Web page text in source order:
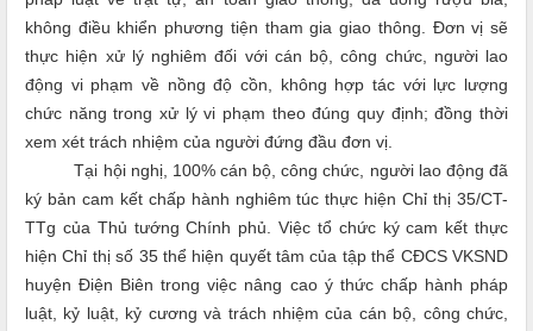
không điều khiển phương tiện tham gia giao thông. Đơn vị sẽ
thực hiện xử lý nghiêm đối với cán bộ, công chức, người lao
động vi phạm về nồng độ cồn, không hợp tác với lực lượng
chức năng trong xử lý vi phạm theo đúng quy định; đồng thời
xem xét trách nhiệm của người đứng đầu đơn vị.
Tại hội nghị, 100% cán bộ, công chức, người lao động đã
ký bản cam kết chấp hành nghiêm túc thực hiện Chỉ thị 35/CT-
TTg của Thủ tướng Chính phủ. Việc tổ chức ký cam kết thực
hiện Chỉ thị số 35 thể hiện quyết tâm của tập thể CĐCS VKSND
huyện Điện Biên trong việc nâng cao ý thức chấp hành pháp
luật, kỷ luật, kỷ cương và trách nhiệm của cán bộ, công chức,